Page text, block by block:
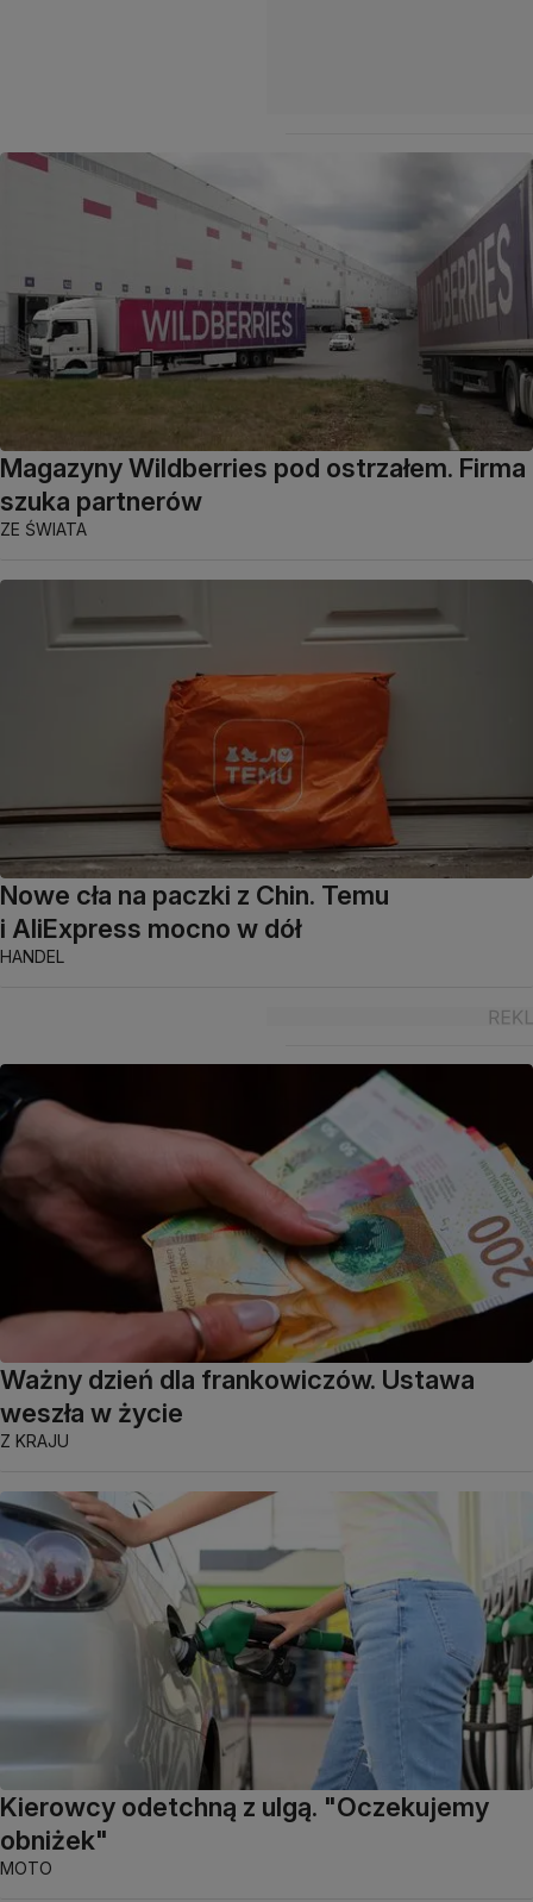
Magazyny Wildberries pod ostrzałem. Firma
szuka partnerów
ZE ŚWIATA
Nowe cła na paczki z Chin. Temu
i AliExpress mocno w dół
HANDEL
Ważny dzień dla frankowiczów. Ustawa
weszła w życie
Z KRAJU
Kierowcy odetchną z ulgą. "Oczekujemy
obniżek"
MOTO